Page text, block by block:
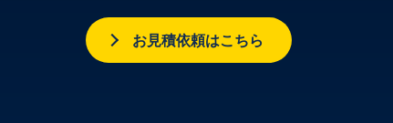
お見積依頼はこちら